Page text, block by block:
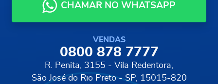
CHAMAR NO WHATSAPP
VENDAS
0800 878 7777
R. Penita, 3155 - Vila Redentora,
São José do Rio Preto - SP, 15015-820